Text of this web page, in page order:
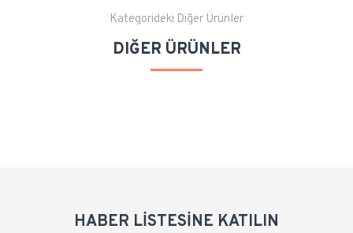
Kategorideki Diğer Ürünler
DIĞER ÜRÜNLER
HABER LİSTESİNE KATILIN